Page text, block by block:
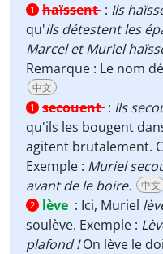
1 haïssent : Ils
qu'ils détestent les
Marcel et Muriel
Remarque : Le nom
中文
1 secouent : Ils
qu'ils les bougent
agitent brutalement.
Exemple : Muriel
avant de le boire.
中文
2 lève : Ici, Muriel
soulève. Exemple :
plafond !On lève le